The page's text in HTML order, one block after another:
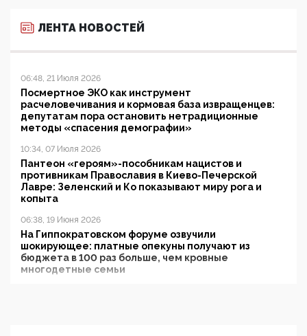
ЛЕНТА НОВОСТЕЙ
06:48, 21 Июля 2026
Посмертное ЭКО как инструмент
расчеловечивания и кормовая база извращенцев:
депутатам пора остановить нетрадиционные
методы «спасения демографии»
10:34, 07 Июля 2026
Пантеон «героям»-пособникам нацистов и
противникам Православия в Киево-Печерской
Лавре: Зеленский и Ко показывают миру рога и
копыта
06:38, 19 Июня 2026
На Гиппократовском форуме озвучили
шокирующее: платные опекуны получают из
бюджета в 100 раз больше, чем кровные
многодетные семьи